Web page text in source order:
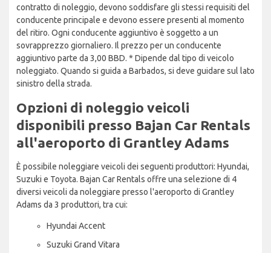
contratto di noleggio, devono soddisfare gli stessi requisiti del
conducente principale e devono essere presenti al momento
del ritiro. Ogni conducente aggiuntivo è soggetto a un
sovrapprezzo giornaliero. Il prezzo per un conducente
aggiuntivo parte da 3,00 BBD. * Dipende dal tipo di veicolo
noleggiato. Quando si guida a Barbados, si deve guidare sul lato
sinistro della strada.
Opzioni di noleggio veicoli
disponibili presso Bajan Car Rentals
all'aeroporto di Grantley Adams
È possibile noleggiare veicoli dei seguenti produttori: Hyundai,
Suzuki e Toyota. Bajan Car Rentals offre una selezione di 4
diversi veicoli da noleggiare presso l'aeroporto di Grantley
Adams da 3 produttori, tra cui:
Hyundai Accent
Suzuki Grand Vitara